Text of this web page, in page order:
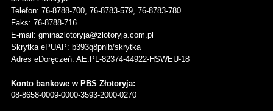
Telefon: 76-8788-700, 76-8783-579, 76-8783-780
Faks: 76-8788-716
E-mail: gminazlotoryja@zlotoryja.com.pl
Skrytka ePUAP: b393q8pnlb/skrytka
Adres eDoręczeń: AE:PL-82374-44922-HSWEU-18
Konto bankowe w PBS Złotoryja:
08-8658-0009-0000-3593-2000-0270